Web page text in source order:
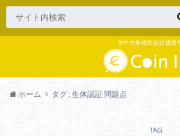
非中央集権型仮想通貨
ホーム タグ : 生体認証 問題点
TAG